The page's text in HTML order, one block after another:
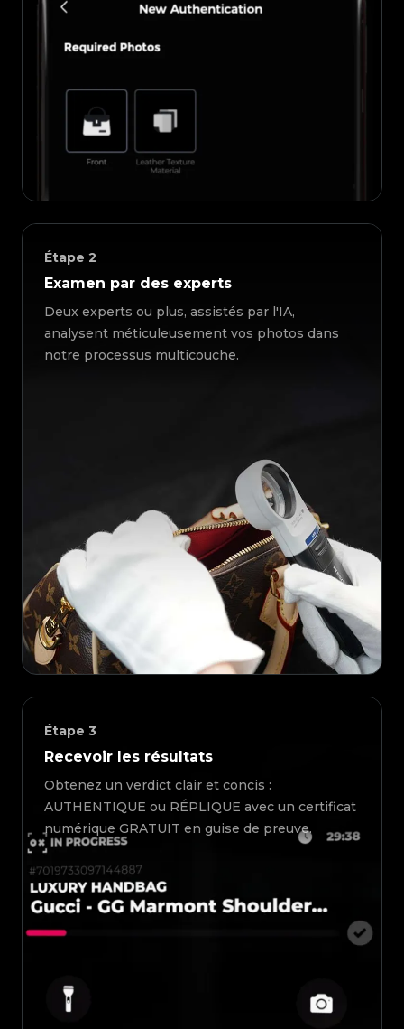
Étape 2
Examen par des experts
Deux experts ou plus, assistés par l'IA,
analysent méticuleusement vos photos dans
notre processus multicouche.
Étape 3
Recevoir les résultats
Obtenez un verdict clair et concis :
AUTHENTIQUE ou RÉPLIQUE avec un certificat
numérique GRATUIT en guise de preuve.